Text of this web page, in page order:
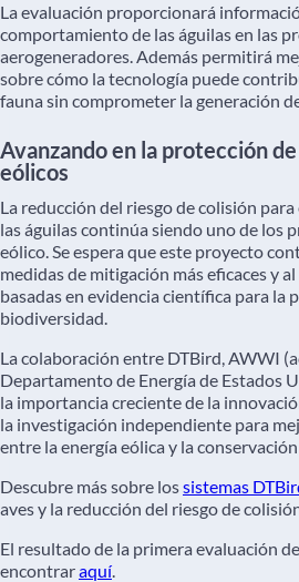
La evaluación proporcionará
comportamiento de las águilas en las
aerogeneradores. Además permitirá
sobre cómo la tecnología puede
fauna sin comprometer la generación
Avanzando en la protección
eólicos
La reducción del riesgo de colisión
las águilas continúa siendo uno de los
eólico. Se espera que este proyecto
medidas de mitigación más eficaces y
basadas en evidencia científica para la
biodiversidad.
La colaboración entre DTBird, AWWI
Departamento de Energía de Estados
la importancia creciente de la
la investigación independiente para
entre la energía eólica y la
Descubre más sobre lossistemas
aves y la reducción del riesgo de
El resultado de la primera evaluación
encontraraquí.